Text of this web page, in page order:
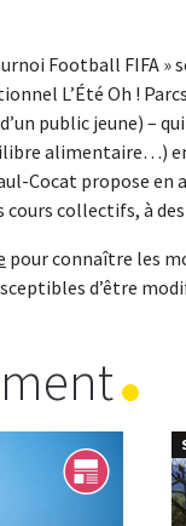
Football FIFA
L’Été Oh !
public jeune) –
alimentaire…)
Cocat propose
collectifs, à
pour connaître les
d’être